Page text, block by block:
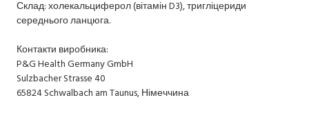
Склад: холекальциферол (вітамін D3), тригліцериди
середнього ланцюга.
Контакти виробника:
P&G Health Germany GmbH
Sulzbacher Strasse 40
65824 Schwalbach am Taunus, Німеччина